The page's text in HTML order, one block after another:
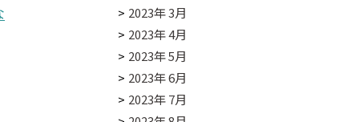
2023年 3月
2023年 4月
2023年 5月
2023年 6月
2023年 7月